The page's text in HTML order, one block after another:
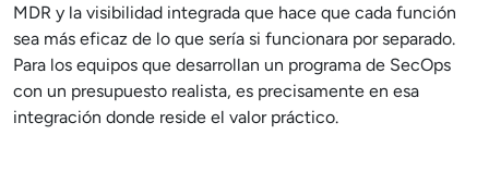
MDR y la visibilidad integrada que hace que cada función
sea más eficaz de lo que sería si funcionara por separado.
Para los equipos que desarrollan un programa de SecOps
con un presupuesto realista, es precisamente en esa
integración donde reside el valor práctico.